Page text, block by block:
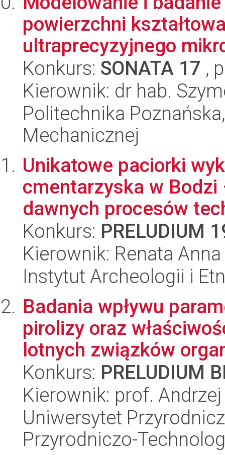
powierzchni
ultraprecyzyjnego
Konkurs: SONATA 17 ,
Kierownik: dr hab.
Politechnika
Mechanicznej
Unikatowe paciorki
cmentarzyska w
dawnych procesów
Konkurs: PRELUDIUM
Kierownik: Renata Anna
Instytut Archeologii i
Badania wpływu
pirolizy oraz
lotnych związków
Konkurs: PRELUDIUM
Kierownik: prof. Andrzej
Uniwersytet
Przyrodniczo-